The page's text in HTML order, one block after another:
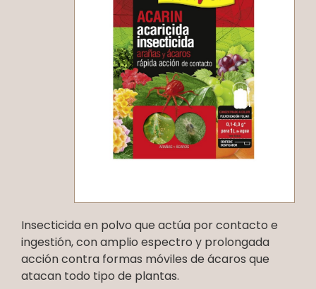
Insecticida en polvo que actúa por contacto e
ingestión, con amplio espectro y prolongada
acción contra formas móviles de ácaros que
atacan todo tipo de plantas.